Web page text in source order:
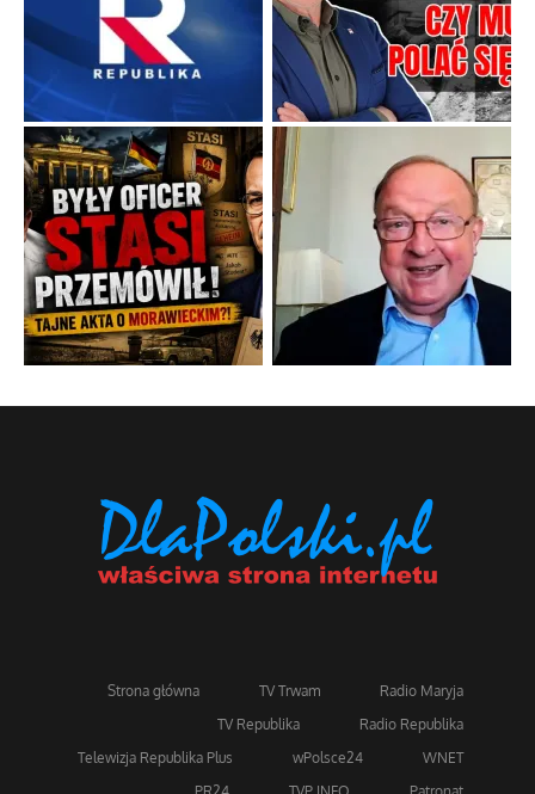
Strona główna TV Trwam
Radio Maryja
TV Republika
Radio Republika
Telewizja Republika Plus
wPolsce24
WNET